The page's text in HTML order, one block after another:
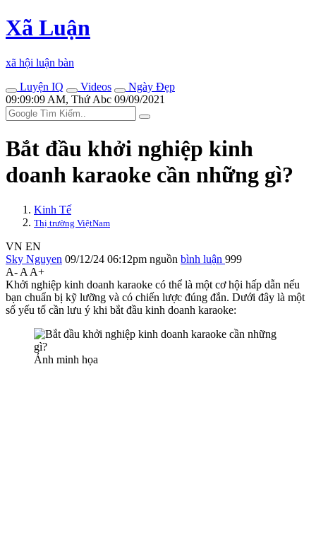
Xã Luận
xã hội luận bàn
Luyện IQ
Videos
Ngày Đẹp
09:09:09 AM, Thứ Abc 09/09/2021
Bắt đầu khởi nghiệp kinh
doanh karaoke cần những gì?
Kinh Tế
Thị trường ViệtNam
VN EN
Sky Nguyen 09/12/24 06:12pm nguồn bình luận 999
A- A A+
Khởi nghiệp kinh doanh karaoke có thể là một cơ hội hấp dẫn nếu
bạn chuẩn bị kỹ lưỡng và có chiến lược đúng đắn. Dưới đây là một
số yếu tố cần lưu ý khi bắt đầu kinh doanh karaoke:
Ảnh minh họa